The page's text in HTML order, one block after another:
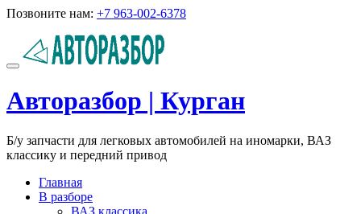
Перейти
содержимому
Позвоните нам: +7 963-002-6378
Показать/
навигацию
Авторазбор | Курган
Б/у запчасти для легковых автомобилей на иномарки, ВАЗ
классику и передний привод
Главная
В разборе
ВАЗ классика